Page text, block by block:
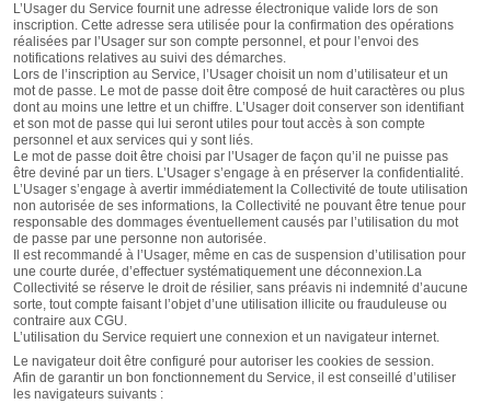
L’Usager du Service fournit une adresse électronique valide lors de son
inscription. Cette adresse sera utilisée pour la confirmation des opérations
réalisées par l’Usager sur son compte personnel, et pour l’envoi des
notifications relatives au suivi des démarches.
Lors de l’inscription au Service, l’Usager choisit un nom d’utilisateur et un
mot de passe. Le mot de passe doit être composé de huit caractères ou plus
dont au moins une lettre et un chiffre. L’Usager doit conserver son identifiant
et son mot de passe qui lui seront utiles pour tout accès à son compte
personnel et aux services qui y sont liés.
Le mot de passe doit être choisi par l’Usager de façon qu’il ne puisse pas
être deviné par un tiers. L’Usager s’engage à en préserver la confidentialité.
L’Usager s’engage à avertir immédiatement la Collectivité de toute utilisation
non autorisée de ses informations, la Collectivité ne pouvant être tenue pour
responsable des dommages éventuellement causés par l’utilisation du mot
de passe par une personne non autorisée.
Il est recommandé à l’Usager, même en cas de suspension d’utilisation pour
une courte durée, d’effectuer systématiquement une déconnexion.La
Collectivité se réserve le droit de résilier, sans préavis ni indemnité d’aucune
sorte, tout compte faisant l’objet d’une utilisation illicite ou frauduleuse ou
contraire aux CGU.
L’utilisation du Service requiert une connexion et un navigateur internet.
Le navigateur doit être configuré pour autoriser les cookies de session.
Afin de garantir un bon fonctionnement du Service, il est conseillé d’utiliser
les navigateurs suivants :